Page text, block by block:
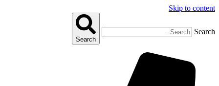
Skip to content
Search
Search